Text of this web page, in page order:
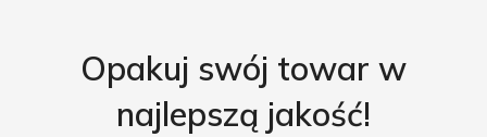
Opakuj swój towar w
najlepszą jakość!